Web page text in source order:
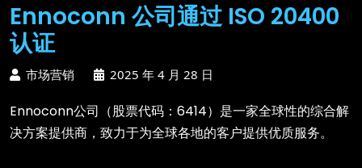
Ennoconn 公司通过 ISO 20400
认证
市场营销 2025 年 4 月 28 日
Ennoconn公司（股票代码：6414）是一家全球性的综合解
决方案提供商，致力于为全球各地的客户提供优质服务。